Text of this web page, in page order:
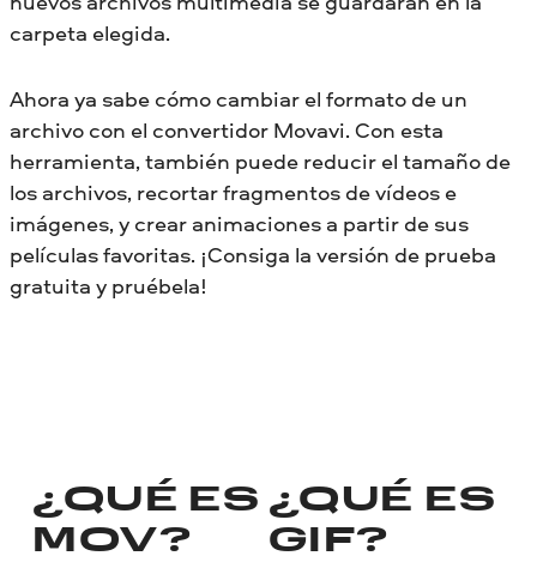
carpeta elegida.
Ahora ya sabe cómo cambiar el formato de un
archivo con el convertidor Movavi. Con esta
herramienta, también puede reducir el tamaño de
los archivos, recortar fragmentos de vídeos e
imágenes, y crear animaciones a partir de sus
películas favoritas. ¡Consiga la versión de prueba
gratuita y pruébela!
¿QUÉ ES
MOV?
¿QUÉ ES
GIF?